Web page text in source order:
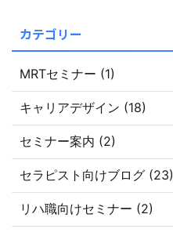
カテゴリー
MRTセミナー (1)
キャリアデザイン (18)
セミナー案内 (2)
セラピスト向けブログ (23)
リハ職向けセミナー (2)